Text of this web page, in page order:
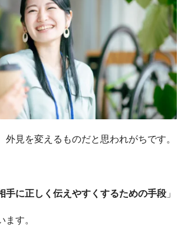
外見を変えるものだと思われがちです。
手に正しく伝えやすくするための手段 」
す。